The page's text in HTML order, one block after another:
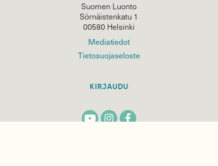
Suomen Luonto
Sörnäistenkatu 1
00580 Helsinki
Mediatiedot
Tietosuojaseloste
KIRJAUDU